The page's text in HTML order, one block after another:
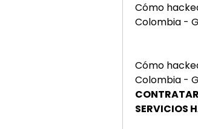
Cómo
Colombia -
Cómo
Colombia -
SERVICIOS